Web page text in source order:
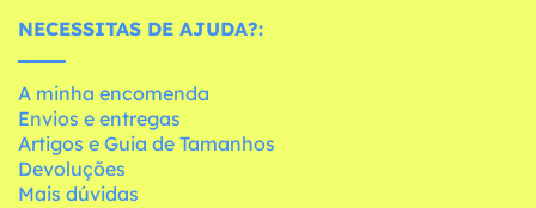
NECESSITAS DE AJUDA?:
A minha encomenda
Envios e entregas
Artigos e Guia de Tamanhos
Devoluções
Mais dúvidas